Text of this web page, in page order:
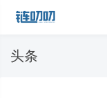
头条